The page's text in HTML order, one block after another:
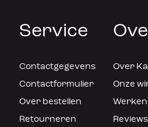
Service
Contactgegevens
Contactformulier
Over bestellen
Retourneren
Over
Onze
Reviews